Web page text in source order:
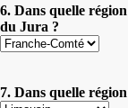
6. Dans quelle
du Jura ?
7. Dans quelle